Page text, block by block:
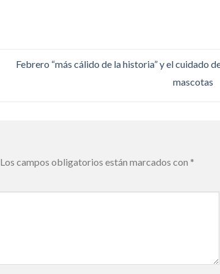
Febrero “más cálido de la historia” y el cuidado
mascotas
Los campos obligatorios están marcados con *